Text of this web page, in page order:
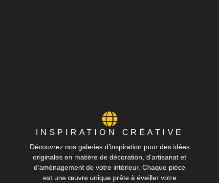
INSPIRATION CRÉATIVE
Découvrez nos galeries d’inspiration pour des idées
originales en matière de décoration, d’artisanat et
d'aménagement de votre intérieur. Chaque pièce
est une œuvre unique prête à éveiller votre